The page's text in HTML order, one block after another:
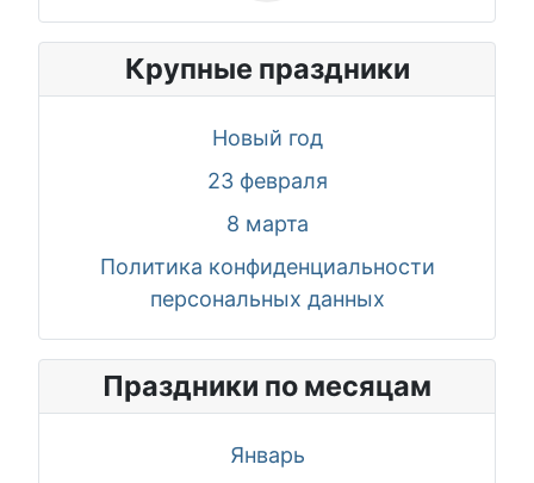
Крупные праздники
Новый год
23 февраля
8 марта
Политика конфиденциальности
персональных данных
Праздники по месяцам
Январь